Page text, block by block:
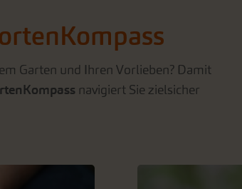
Garten und Ihren Vorlieben? Damit
navigiert Sie zielsicher